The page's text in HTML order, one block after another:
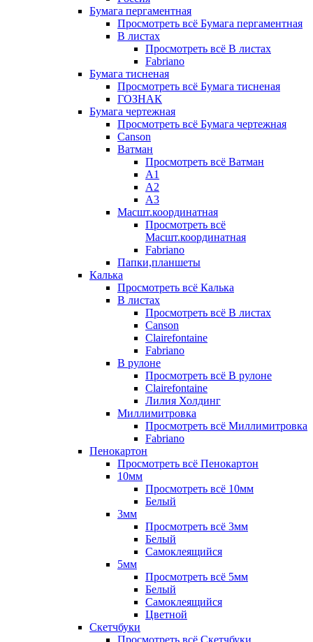
Бумага пергаментная
Просмотреть всё Бумага пергаментная
В листах
Просмотреть всё В листах
Fabriano
Бумага тисненая
Просмотреть всё Бумага тисненая
ГОЗНАК
Бумага чертежная
Просмотреть всё Бумага чертежная
Canson
Ватман
Просмотреть всё Ватман
А1
А2
А3
Масшт.координатная
Просмотреть всё
Масшт.координатная
Fabriano
Папки,планшеты
Калька
Просмотреть всё Калька
В листах
Просмотреть всё В листах
Canson
Clairefontaine
Fabriano
В рулоне
Просмотреть всё В рулоне
Clairefontaine
Лилия Холдинг
Миллимитровка
Просмотреть всё Миллимитровка
Fabriano
Пенокартон
Просмотреть всё Пенокартон
10мм
Просмотреть всё 10мм
Белый
3мм
Просмотреть всё 3мм
Белый
Самоклеящийся
5мм
Просмотреть всё 5мм
Белый
Самоклеящийся
Цветной
Скетчбуки
Просмотреть всё Скетчбуки